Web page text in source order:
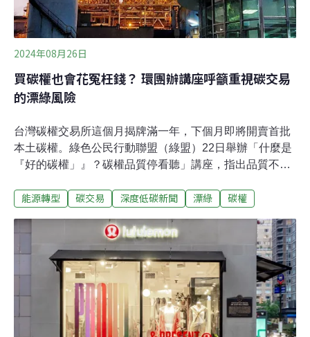
2024年08月26日
買碳權也會花冤枉錢？ 環團辦講座呼籲重視碳交易
的漂綠風險
台灣碳權交易所這個月揭牌滿一年，下個月即將開賣首批
本土碳權。綠色公民行動聯盟（綠盟）22日舉辦「什麼是
『好的碳權」』？碳權品質停看聽」講座，指出品質不良
漂綠，下月底將訂定「碳中和宣告指引」提供業界參考，
所成立一年 交易體系漸成形台灣碳權交易所成立一年，交
易體系逐漸形成，目前上架六項國外碳權，台灣碳權最快
下個月上架，相關的管理辦法（溫室氣體減量額度交易拍
賣及移轉管理辦法）已在15日正式上路。然而，一些誇大
減碳成效的專案，恐使業者花冤枉錢買到「垃圾碳權」。
台灣碳權交易所總經理田建中22日表示，碳交易機制正在
發展階段，一定會有風險。國外大型企業多購買數個碳權
能源轉型 碳交易 深度低碳新聞 漂綠 碳權